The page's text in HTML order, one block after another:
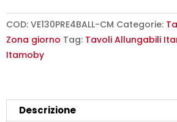
Volantis
Premium
cemento
4/B
quantità
COD: VE130PRE4BALL-CM Categorie:
Zona giorno Tag: Tavoli Allungabili
Itamoby
Descrizione